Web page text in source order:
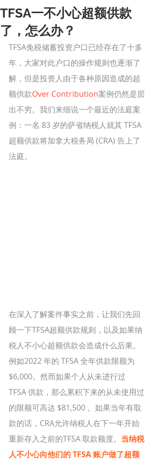
TFSA一不小心超额供款
了，怎么办？
TFSA免税储蓄投资户口已经存在了十多
年，大家对此户口的操作规则也逐渐了
解，但是投资人由于各种原因造成的超
额供款Over Contribution案例仍然是层
出不穷。我们来细说一个最近的法庭案
例：一名 83 岁的萨省纳税人就其 TFSA
超额供款将加拿大税务局 (CRA) 告上了
法庭。
在深入了解案件事实之前，让我们先回
顾一下TFSA超额供款规则，以及如果纳
税人不小心超额供款会造成什么后果。
例如2022 年的 TFSA 全年供款限额为
$6,000。然而如果个人从未进行过
TFSA 供款，那么累积下来的从未使用过
的限额可高达 $81,500 。如果当年有取
款的话，CRA允许纳税人在下一年开始
重新存入之前的TFSA 取款额度。 当纳税
人不小心向他们的 TFSA 账户做了超额